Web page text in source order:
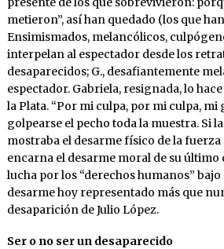
metieron”, así han quedado (los que
Ensimismados, melancólicos,
interpelan al espectador desde los
desaparecidos; G., desafiantemente
espectador. Gabriela, resignada, lo
la Plata. “Por mi culpa, por mi culpa, mi
golpearse el pecho toda la muestra. Si
mostraba el desarme físico de la
encarna el desarme moral de su último
lucha por los “derechos humanos”
desarme hoy representado más que
desaparición de Julio López.
Ser o no ser un desaparecido